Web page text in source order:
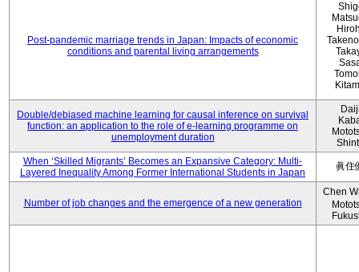
Post-pandemic marriage trends in Japan: Impacts of economic
conditions and parental living arrangements
Double/debiased machine learning for causal inference on survival
function: an application to the role of e-learning programme on
unemployment duration
When ‘Skilled Migrants’ Becomes an Expansive Category: Multi-
Layered Inequality Among Former International Students in Japan
眞住
Number of job changes and the emergence of a new generation
Chen